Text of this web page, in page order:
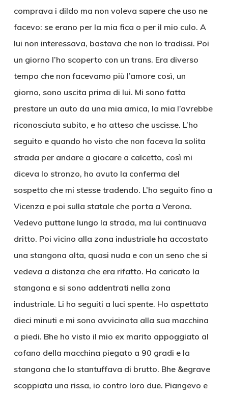
comprava i dildo ma non voleva sapere che uso ne
facevo: se erano per la mia fica o per il mio culo. A
lui non interessava, bastava che non lo tradissi. Poi
un giorno l’ho scoperto con un trans. Era diverso
tempo che non facevamo più l’amore così, un
giorno, sono uscita prima di lui. Mi sono fatta
prestare un auto da una mia amica, la mia l’avrebbe
riconosciuta subito, e ho atteso che uscisse. L’ho
seguito e quando ho visto che non faceva la solita
strada per andare a giocare a calcetto, così mi
diceva lo stronzo, ho avuto la conferma del
sospetto che mi stesse tradendo. L’ho seguito fino a
Vicenza e poi sulla statale che porta a Verona.
Vedevo puttane lungo la strada, ma lui continuava
dritto. Poi vicino alla zona industriale ha accostato
una stangona alta, quasi nuda e con un seno che si
vedeva a distanza che era rifatto. Ha caricato la
stangona e si sono addentrati nella zona
industriale. Li ho seguiti a luci spente. Ho aspettato
dieci minuti e mi sono avvicinata alla sua macchina
a piedi. Bhe ho visto il mio ex marito appoggiato al
cofano della macchina piegato a 90 gradi e la
stangona che lo stantuffava di brutto. Bhe &egrave
scoppiata una rissa, io contro loro due. Piangevo e